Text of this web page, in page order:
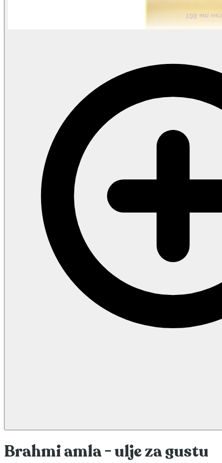
Brahmi amla - ulje za gustu